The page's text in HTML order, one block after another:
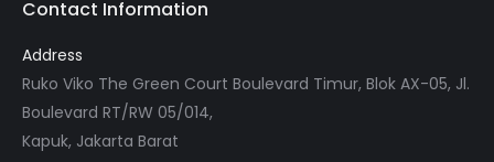
Contact Information
Address
Ruko Viko The Green Court Boulevard Timur, Blok AX-05, Jl.
Boulevard RT/RW 05/014,
Kapuk, Jakarta Barat